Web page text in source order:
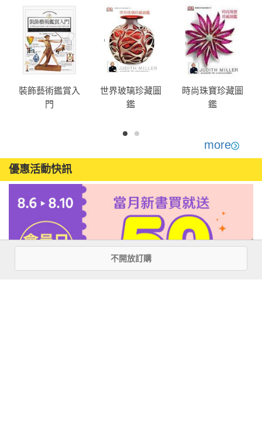
裝飾藝術鑑賞入
門
世界玻璃珍藏圖
鑑
時尚珠寶珍藏圖
鑑
more
優惠活動快訊
不開放訂購